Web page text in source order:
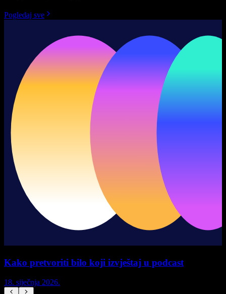
Pogledaj sve
Kako pretvoriti bilo koji izvještaj u podcast
18. siječnja 2026.